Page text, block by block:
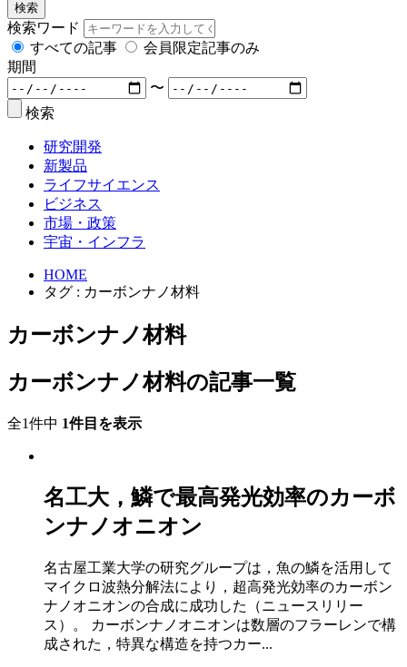
検索
検索ワード
すべての記事
会員限定記事のみ
期間
〜
検索
研究開発
新製品
ライフサイエンス
ビジネス
市場・政策
宇宙・インフラ
HOME
タグ : カーボンナノ材料
カーボンナノ材料
カーボンナノ材料の記事一覧
全1件中 1件目を表示
名工大，鱗で最高発光効率のカーボ
ンナノオニオン
名古屋工業大学の研究グループは，魚の鱗を活用して
マイクロ波熱分解法により，超高発光効率のカーボン
ナノオニオンの合成に成功した（ニュースリリー
ス）。 カーボンナノオニオンは数層のフラーレンで構
成された，特異な構造を持つカー...